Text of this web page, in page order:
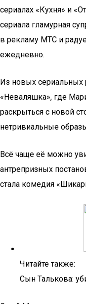
сериалах «Кухня» и
сериала гламурная
в рекламу МТС и
ежедневно.
Из новых сериальных
«Неваляшка», где
раскрыться с новой
нетривиальные
Всё чаще её можно
антрепризных
стала комедия
Читайте также:
Сын Талькова: